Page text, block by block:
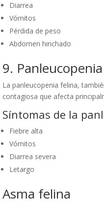
Diarrea
Vómitos
Pérdida de peso
Abdomen hinchado
9.
La panleucopenia felina,
contagiosa que afecta
Síntomas de la
Fiebre alta
Vómitos
Diarrea severa
Letargo
Asma felina